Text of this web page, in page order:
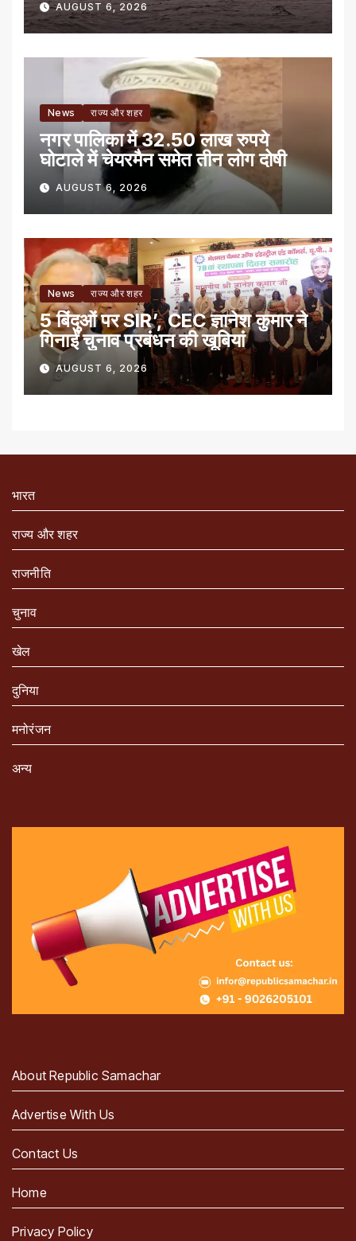
AUGUST 6, 2026
News राज्य और शहर
नगर पालिका में 32.50 लाख रुपये
घोटाले में चेयरमैन समेत तीन लोग दोषी
AUGUST 6, 2026
News राज्य और शहर
5 बिंदुओं पर SIR’, CEC ज्ञानेश कुमार ने
गिनाईं चुनाव प्रबंधन की खूबियां
AUGUST 6, 2026
भारत
राज्य और शहर
राजनीति
चुनाव
खेल
दुनिया
मनोरंजन
अन्य
About Republic Samachar
Advertise With Us
Contact Us
Home
Privacy Policy